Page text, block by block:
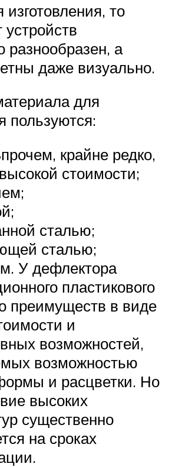
изготовления, то
разнообразен, а
даже визуально.
для
пользуются:
крайне редко,
стоимости;
сталью;
сталью;
У дефлектора
пластикового
преимуществ в виде
и
возможностей,
возможностью
и расцветки. Но
высоких
существенно
на сроках